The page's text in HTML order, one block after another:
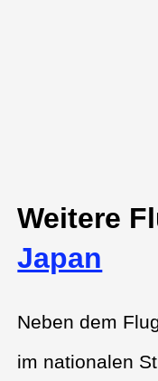
Weitere
Japan
Neben dem
im nationalen